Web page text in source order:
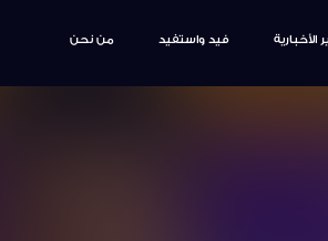
الأخبارية فيد واستفيد من نحن